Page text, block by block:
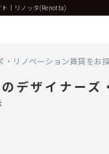
｜リノッタ(Renotta)
・リノベーション賃貸をお
デザイナーズ